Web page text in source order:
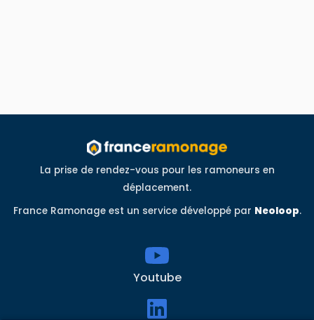
La prise de rendez-vous pour les ramoneurs en
déplacement.
France Ramonage est un service développé par Neoloop.
Youtube